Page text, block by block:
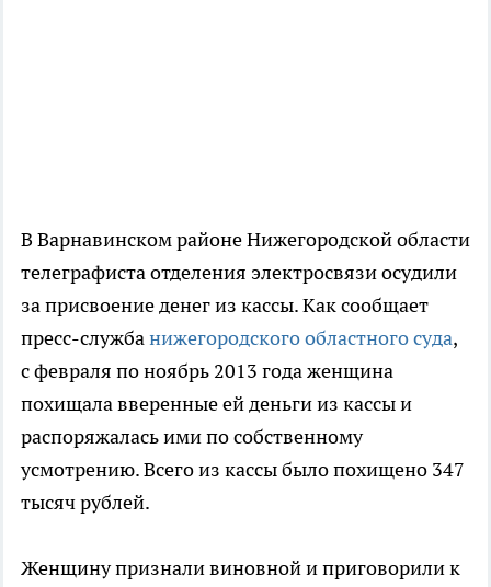
В Варнавинском районе Нижегородской области
телеграфиста отделения электросвязи осудили
за присвоение денег из кассы. Как сообщает
пресс-службанижегородского областного суда,
с февраля по ноябрь 2013 года женщина
похищала вверенные ей деньги из кассы и
распоряжалась ими по собственному
усмотрению. Всего из кассы было похищено 347
тысяч рублей.
Женщину признали виновной и приговорили к